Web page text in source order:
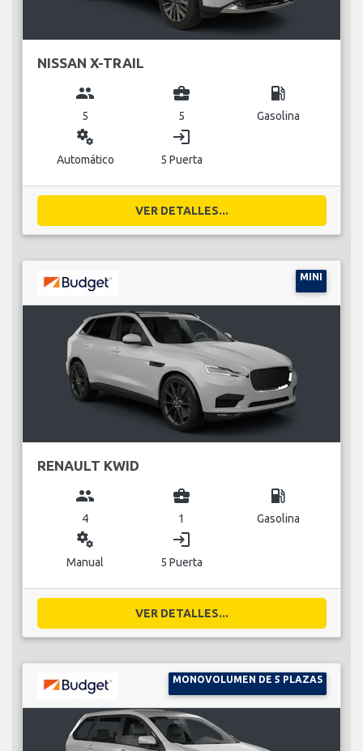
NISSAN X-TRAIL
group
5
business_center
5
local_gas_station
Gasolina
miscellaneous_services
Automático
login
5 Puerta
VER DETALLES...
MINI
RENAULT KWID
group
4
business_center
1
local_gas_station
Gasolina
miscellaneous_services
Manual
login
5 Puerta
VER DETALLES...
MONOVOLUMEN DE 5 PLAZAS